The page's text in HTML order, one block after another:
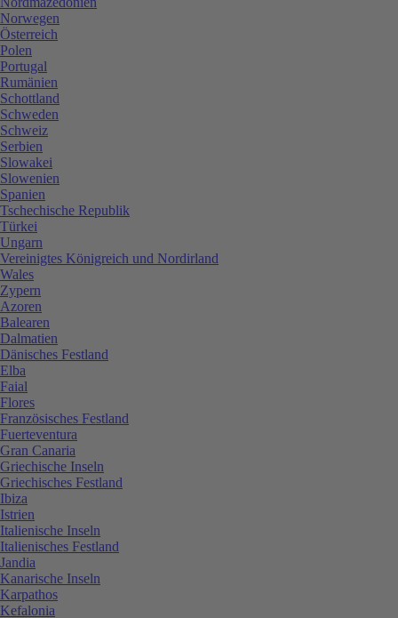
Norwegen
Österreich
Polen
Portugal
Rumänien
Schottland
Schweden
Schweiz
Serbien
Slowakei
Slowenien
Spanien
Tschechische Republik
Türkei
Ungarn
Vereinigtes Königreich und Nordirland
Wales
Zypern
Azoren
Balearen
Dalmatien
Dänisches Festland
Elba
Faial
Flores
Französisches Festland
Fuerteventura
Gran Canaria
Griechische Inseln
Griechisches Festland
Ibiza
Istrien
Italienische Inseln
Italienisches Festland
Jandia
Kanarische Inseln
Karpathos
Kefalonia